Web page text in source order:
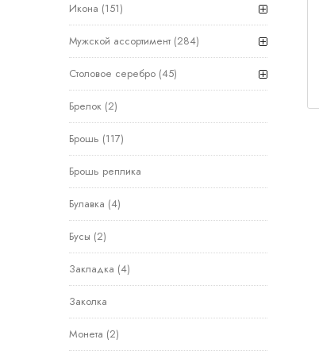
Икона (151)
Мужской ассортимент (284)
Столовое серебро (45)
Брелок (2)
Брошь (117)
Брошь реплика
Булавка (4)
Бусы (2)
Закладка (4)
Заколка
Монета (2)